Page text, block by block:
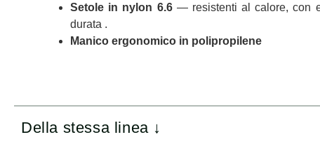
Setole in nylon 6.6— resistenti al calore, con
durata .
Manico ergonomico in polipropilene
Della stessa linea ↓